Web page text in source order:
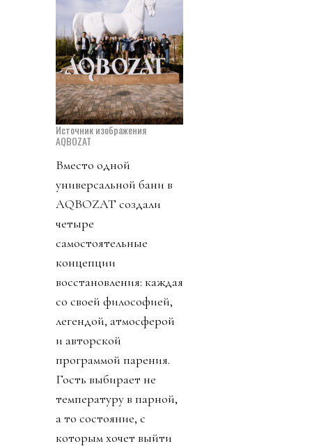
Источник изображения
AQBOZAT
Вместо одной
универсальной бани в
AQBOZAT создали
четыре
самостоятельные
концепции
восстановления: каждая
со своей философией,
легендой, атмосферой
и авторской
программой парения.
Гость выбирает не
температуру в парной,
а то состояние, с
которым хочет выйти